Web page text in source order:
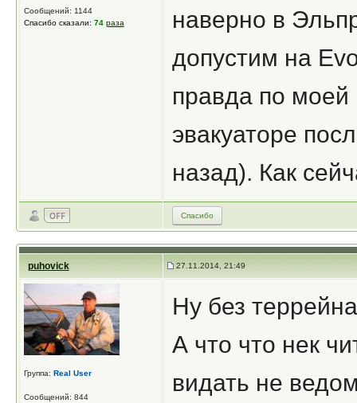
Сообщений: 1144
Спасибо сказали: 74 раза
наверно в
допустим на
правда по
эвакуаторе
назад). Как
Спасибо
puhovick 27.11.2014, 21:49
Группа: Real User
Сообщений: 844
Ну без
А что что нек
видать не